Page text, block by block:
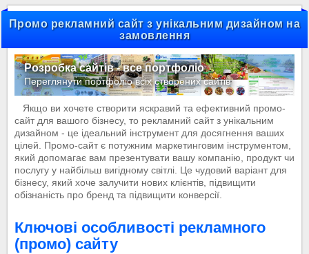
Промо рекламний сайт з унікальним дизайном на
замовлення
Розробка сайтів - все портфоліо
Переглянути портфоліо всіх створених сайтів
Якщо ви хочете створити яскравий та ефективний промо-
сайт для вашого бізнесу, то рекламний сайт з унікальним
дизайном - це ідеальний інструмент для досягнення ваших
цілей. Промо-сайт є потужним маркетинговим інструментом,
який допомагає вам презентувати вашу компанію, продукт чи
послугу у найбільш вигідному світлі. Це чудовий варіант для
бізнесу, який хоче залучити нових клієнтів, підвищити
обізнаність про бренд та підвищити конверсії.
Ключові особливості рекламного
(промо) сайту